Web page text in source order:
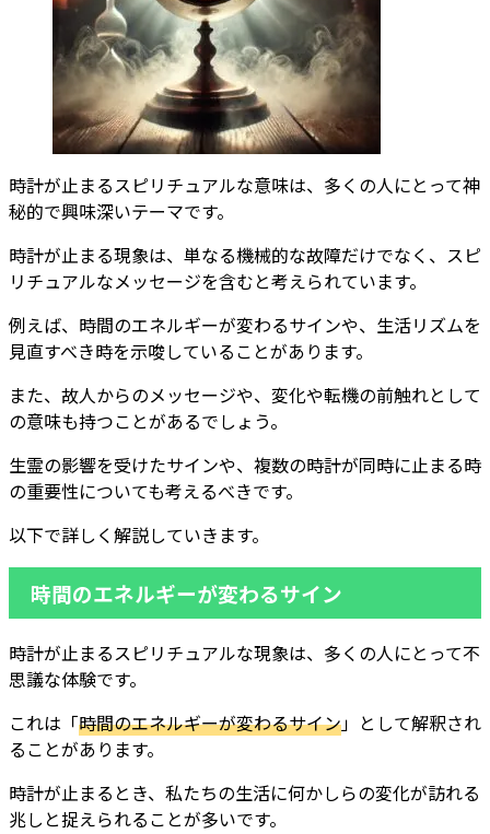
時計が止まるスピリチュアルな意味は、多くの人にとって神
秘的で興味深いテーマです。
時計が止まる現象は、単なる機械的な故障だけでなく、スピ
リチュアルなメッセージを含むと考えられています。
例えば、時間のエネルギーが変わるサインや、生活リズムを
見直すべき時を示唆していることがあります。
また、故人からのメッセージや、変化や転機の前触れとして
の意味も持つことがあるでしょう。
生霊の影響を受けたサインや、複数の時計が同時に止まる時
の重要性についても考えるべきです。
以下で詳しく解説していきます。
時間のエネルギーが変わるサイン
時計が止まるスピリチュアルな現象は、多くの人にとって不
思議な体験です。
これは「時間のエネルギーが変わるサイン」として解釈され
ることがあります。
時計が止まるとき、私たちの生活に何かしらの変化が訪れる
兆しと捉えられることが多いです。